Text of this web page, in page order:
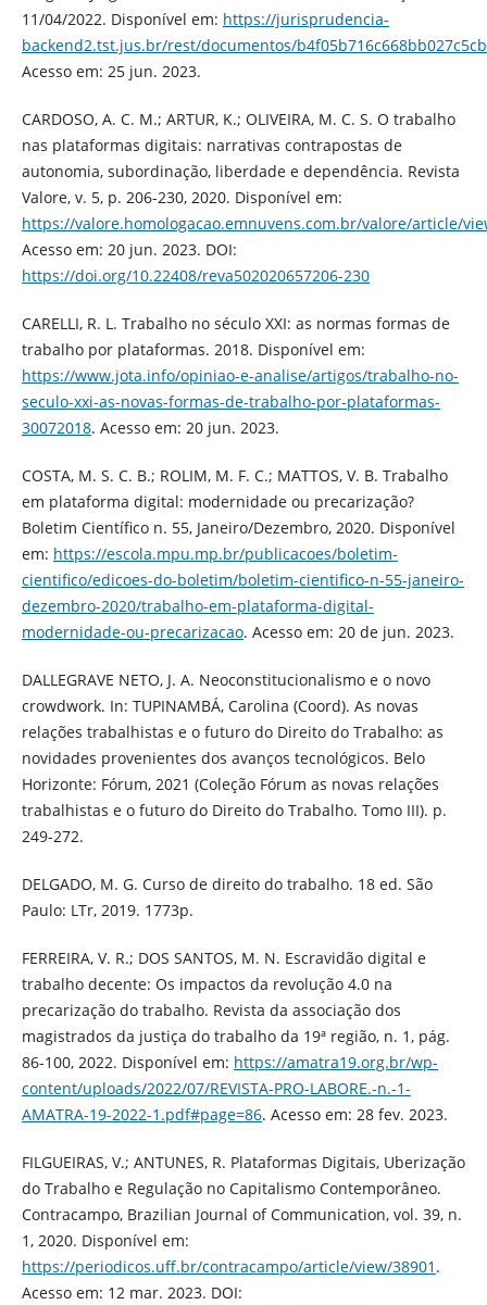
11/04/2022. Disponível em: https://jurisprudencia-
backend2.tst.jus.br/rest/documentos/
Acesso em: 25 jun. 2023.
CARDOSO, A. C. M.; ARTUR, K.; OLIVEIRA, M. C. S. O trabalho
nas plataformas digitais: narrativas contrapostas de
autonomia, subordinação, liberdade e dependência. Revista
Valore, v. 5, p. 206-230, 2020. Disponível em:
https://valore.homologacao.emnuvens.com.br/valore/article/
Acesso em: 20 jun. 2023. DOI:
https://doi.org/10.22408/reva502020657206-230
CARELLI, R. L. Trabalho no século XXI: as normas formas de
trabalho por plataformas. 2018. Disponível em:
https://www.jota.info/opiniao-e-analise/artigos/trabalho-no-
seculo-xxi-as-novas-formas-de-trabalho-por-plataformas-
30072018. Acesso em: 20 jun. 2023.
COSTA, M. S. C. B.; ROLIM, M. F. C.; MATTOS, V. B. Trabalho
em plataforma digital: modernidade ou precarização?
Boletim Científico n. 55, Janeiro/Dezembro, 2020. Disponível
em: https://escola.mpu.mp.br/publicacoes/boletim-
cientifico/edicoes-do-boletim/boletim-cientifico-n-55-janeiro-
dezembro-2020/trabalho-em-plataforma-digital-
modernidade-ou-precarizacao. Acesso em: 20 de jun. 2023.
DALLEGRAVE NETO, J. A. Neoconstitucionalismo e o novo
crowdwork. In: TUPINAMBÁ, Carolina (Coord). As novas
relações trabalhistas e o futuro do Direito do Trabalho: as
novidades provenientes dos avanços tecnológicos. Belo
Horizonte: Fórum, 2021 (Coleção Fórum as novas relações
trabalhistas e o futuro do Direito do Trabalho. Tomo III). p.
249-272.
DELGADO, M. G. Curso de direito do trabalho. 18 ed. São
Paulo: LTr, 2019. 1773p.
FERREIRA, V. R.; DOS SANTOS, M. N. Escravidão digital e
trabalho decente: Os impactos da revolução 4.0 na
precarização do trabalho. Revista da associação dos
magistrados da justiça do trabalho da 19ª região, n. 1, pág.
86-100, 2022. Disponível em: https://amatra19.org.br/wp-
content/uploads/2022/07/REVISTA-PRO-LABORE.-n.-1-
AMATRA-19-2022-1.pdf#page=86. Acesso em: 28 fev. 2023.
FILGUEIRAS, V.; ANTUNES, R. Plataformas Digitais, Uberização
do Trabalho e Regulação no Capitalismo Contemporâneo.
Contracampo, Brazilian Journal of Communication, vol. 39, n.
1, 2020. Disponível em:
https://periodicos.uff.br/contracampo/article/view/38901 .
Acesso em: 12 mar. 2023. DOI: